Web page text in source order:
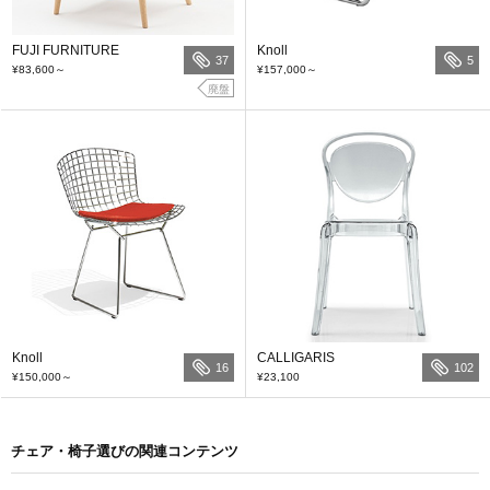
FUJI FURNITURE
¥83,600～
37
廃盤
Knoll
¥157,000～
5
Knoll
¥150,000～
16
CALLIGARIS
¥23,100
102
チェア・椅子選びの関連コンテンツ